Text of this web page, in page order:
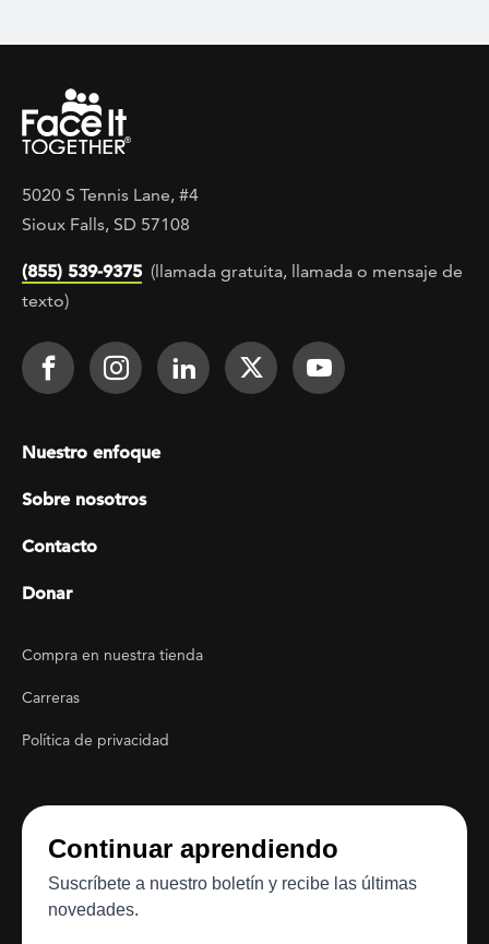
5020 S Tennis Lane, #4
Sioux Falls, SD 57108
(855) 539-9375 (llamada gratuita, llamada o mensaje de
texto)
Footer Social
Face It TOGETHER on Facebook
Face It TOGETHER on
Face It TOGETHER on
Face ItFace It
Footer menu
Nuestro enfoque
Sobre nosotros
Contacto
Donar
Footer Utility
Compra en nuestra tienda
Carreras
Política de privacidad